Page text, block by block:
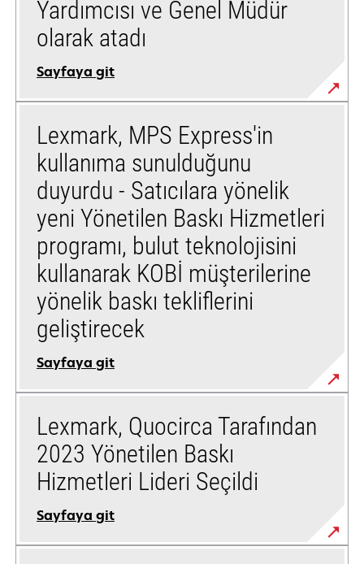
Yardımcısı ve Genel Müdür
olarak atadı
Sayfaya git
Lexmark, MPS Express'in
kullanıma sunulduğunu
duyurdu - Satıcılara yönelik
yeni Yönetilen Baskı Hizmetleri
programı, bulut teknolojisini
kullanarak KOBİ müşterilerine
yönelik baskı tekliflerini
geliştirecek
Sayfaya git
Lexmark, Quocirca Tarafından
2023 Yönetilen Baskı
Hizmetleri Lideri Seçildi
Sayfaya git